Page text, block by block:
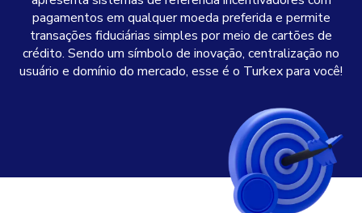
pagamentos em qualquer moeda preferida e permite
transações fiduciárias simples por meio de cartões de
crédito. Sendo um símbolo de inovação, centralização no
usuário e domínio do mercado, esse é o Turkex para você!